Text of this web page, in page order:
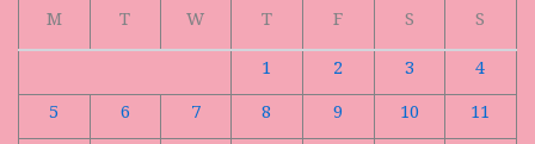
M
T W T F S
S
1
2 3
4
5
6 7 8 9 10
11